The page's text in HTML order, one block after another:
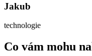
Jakub
technologie
Co vám mohu